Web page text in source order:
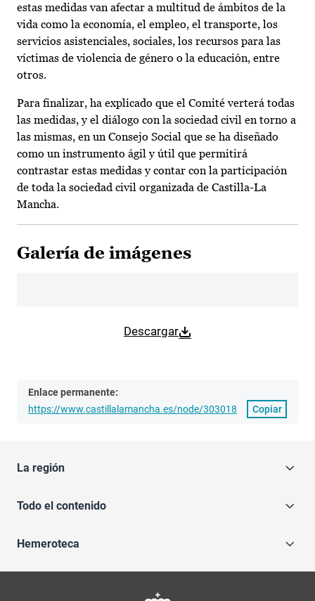
estas medidas van afectar a multitud de ámbitos de la
vida como la economía, el empleo, el transporte, los
servicios asistenciales, sociales, los recursos para las
víctimas de violencia de género o la educación, entre
otros.
Para finalizar, ha explicado que el Comité verterá todas
las medidas, y el diálogo con la sociedad civil en torno a
las mismas, en un Consejo Social que se ha diseñado
como un instrumento ágil y útil que permitirá
contrastar estas medidas y contar con la participación
de toda la sociedad civil organizada de Castilla-La
Mancha.
Galería de imágenes
Descargar
Enlace permanente:
https://www.castillalamancha.es/node/303018
Copiar
La región
Todo el contenido
Hemeroteca